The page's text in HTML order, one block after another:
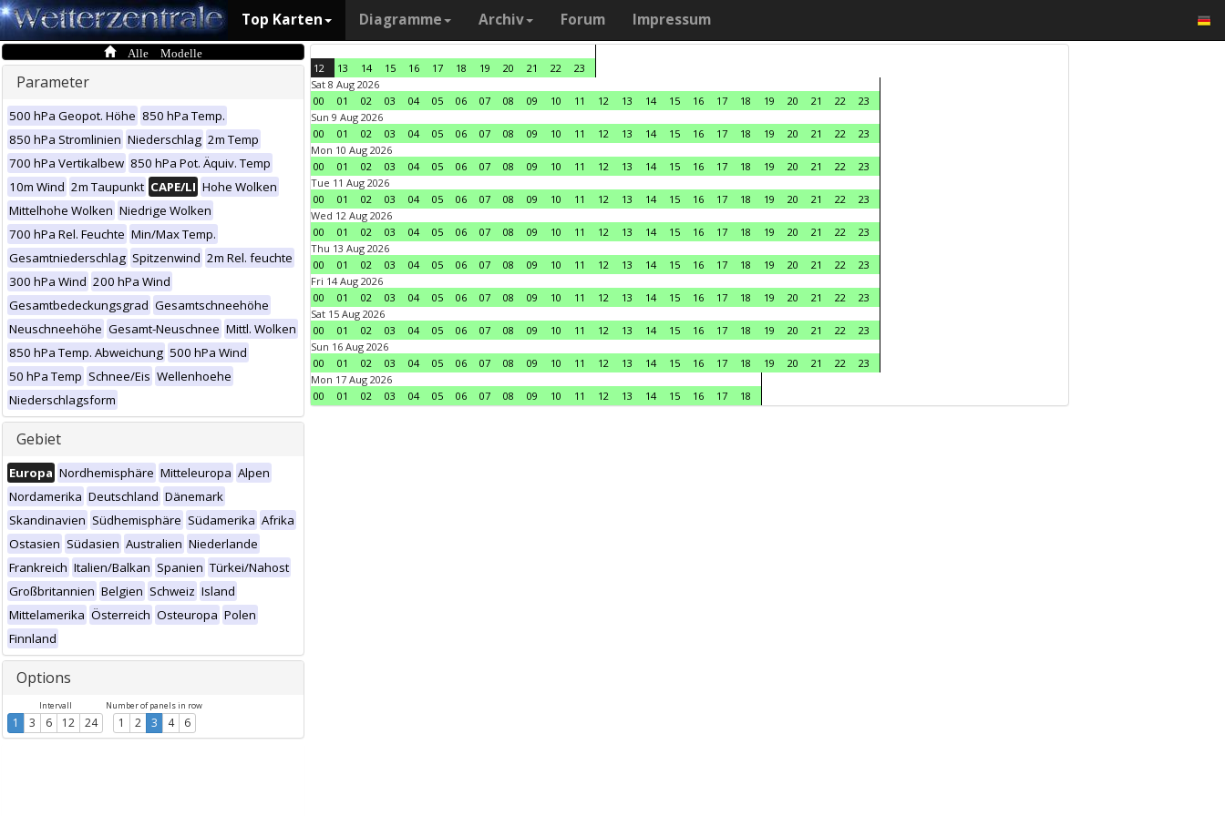
Top Karten Diagramme Archiv Forum Impressum
Alle Modelle
Parameter
500 hPa Geopot. Höhe 850 hPa Temp.
850 hPa Stromlinien Niederschlag 2m Temp
700 hPa Vertikalbew 850 hPa Pot. Äquiv. Temp
10m Wind 2m Taupunkt CAPE/LI Hohe Wolken
Mittelhohe Wolken Niedrige Wolken
700 hPa Rel. Feuchte Min/Max Temp.
Gesamtniederschlag Spitzenwind 2m Rel. feuchte
300 hPa Wind 200 hPa Wind
Gesamtbedeckungsgrad Gesamtschneehöhe
Neuschneehöhe Gesamt-Neuschnee Mittl. Wolken
850 hPa Temp. Abweichung 500 hPa Wind
50 hPa Temp Schnee/Eis Wellenhoehe
Niederschlagsform
Gebiet
Europa Nordhemisphäre Mitteleuropa Alpen
Nordamerika Deutschland Dänemark
Skandinavien Südhemisphäre Südamerika Afrika
Ostasien Südasien Australien Niederlande
Frankreich Italien/Balkan Spanien Türkei/Nahost
Großbritannien Belgien Schweiz Island
Mittelamerika Österreich Osteuropa Polen
Finnland
Options
Intervall
1 3 6 12 24
Number of panels in row
1 2 3 4 6
12 13 14 15 16 17 18 19 20 21 22
23
Sat 8 Aug 2026
00
01 02 03 04 05 06 07 08 09 10 11 12 13 14 15 16 17 18 19 20 21 22
23
Sun 9 Aug 2026
00
01 02 03 04 05 06 07 08 09 10 11 12 13 14 15 16 17 18 19 20 21 22
23
Mon 10 Aug 2026
00
01 02 03 04 05 06 07 08 09 10 11 12 13 14 15 16 17 18 19 20 21 22
23
Tue 11 Aug 2026
00
01 02 03 04 05 06 07 08 09 10 11 12 13 14 15 16 17 18 19 20 21 22
23
Wed 12 Aug 2026
00
01 02 03 04 05 06 07 08 09 10 11 12 13 14 15 16 17 18 19 20 21 22
23
Thu 13 Aug 2026
00
01 02 03 04 05 06 07 08 09 10 11 12 13 14 15 16 17 18 19 20 21 22
23
Fri 14 Aug 2026
00
01 02 03 04 05 06 07 08 09 10 11 12 13 14 15 16 17 18 19 20 21 22
23
Sat 15 Aug 2026
00
01 02 03 04 05 06 07 08 09 10 11 12 13 14 15 16 17 18 19 20 21 22
23
Sun 16 Aug 2026
00
01 02 03 04 05 06 07 08 09 10 11 12 13 14 15 16 17 18 19 20 21 22
23
Mon 17 Aug 2026
00
01 02 03 04 05 06 07 08 09 10 11 12 13 14 15 16 17 18